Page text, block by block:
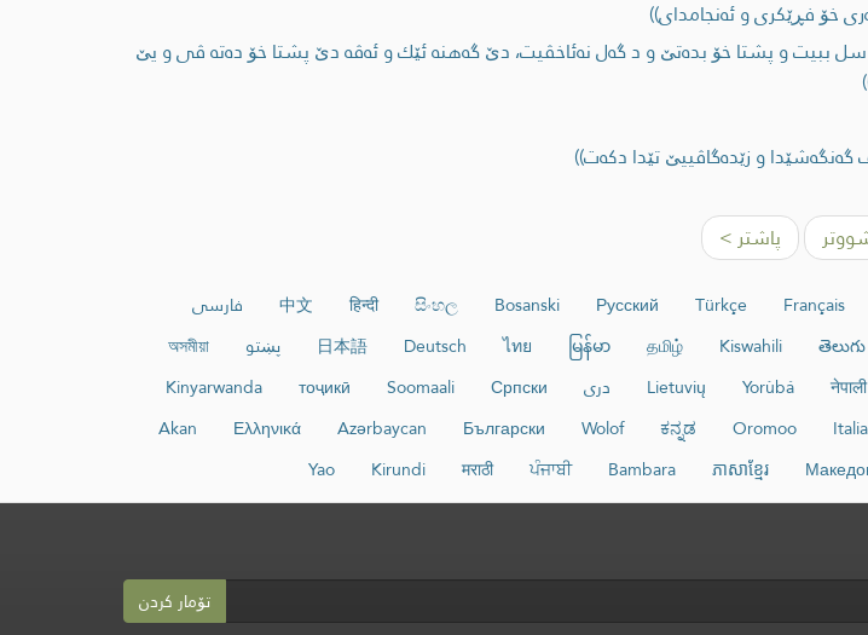
خۆ فڕێكری و ئه‌نجامدای))
سل ببيت و پشتا خۆ بده‌تێ و د گه‌ل نه‌ئاخڤیت، دێ گه‌هنه‌ ئێك و ئه‌ڤه‌ دێ پشتا خۆ ده‌ته‌ ڤی و یێ
و زێده‌گاڤییێ تێدا دكه‌ت))
پاشتر >
Français
Türkçe
Русский
Bosanski
සිංහල
हिन्दी
中文
فارسی
తెలుగు
Kiswahili
தமிழ்
မြန်မာ
ไทย
Deutsch
日本語 پښتو
অসমীয়া
नेपाली
Yorùbá
Lietuvių دری Српски
Soomaali
тоҷикӣ
Kinyarwanda
Oromoo
ಕನ್ನಡ
Wolof
Български
Azərbaycan
Ελληνικά
Akan
ភាសាខ្មែរ
Bambara
ਪੰਜਾਬੀ
मराठी
Kirundi
Yao
تۆمار کردن